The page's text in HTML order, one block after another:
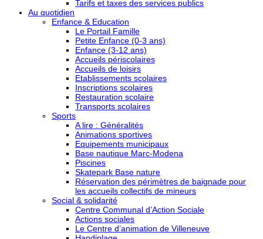
Tarifs et taxes des services publics
Au quotidien
Enfance & Education
Le Portail Famille
Petite Enfance (0-3 ans)
Enfance (3-12 ans)
Accueils périscolaires
Accueils de loisirs
Etablissements scolaires
Inscriptions scolaires
Restauration scolaire
Transports scolaires
Sports
A lire : Généralités
Animations sportives
Equipements municipaux
Base nautique Marc-Modena
Piscines
Skatepark Base nature
Réservation des périmètres de baignade pour
les accueils collectifs de mineurs
Social & solidarité
Centre Communal d’Action Sociale
Actions sociales
Le Centre d’animation de Villeneuve